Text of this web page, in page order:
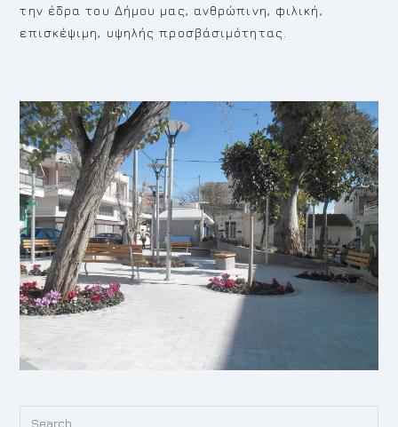
την έδρα του Δήμου μας, ανθρώπινη, φιλική,
επισκέψιμη, υψηλής προσβάσιμότητας.